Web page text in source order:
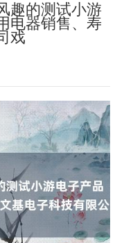
趣的测试小游
电器销售、寿
戏